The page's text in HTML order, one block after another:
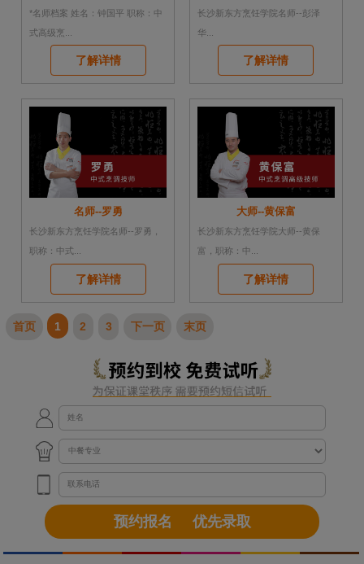
*名师档案 姓名：钟国平 职称：中
式高级烹...
了解详情
长沙新东方烹饪学院名师--彭泽
华...
了解详情
名师--罗勇
长沙新东方烹饪学院名师--罗勇，
职称：中式...
了解详情
大师--黄保富
长沙新东方烹饪学院大师--黄保
富，职称：中...
了解详情
首页 1 2 3 下一页 末页